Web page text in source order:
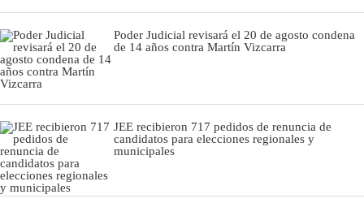
Poder Judicial revisará el 20 de agosto condena
de 14 años contra Martín Vizcarra
JEE recibieron 717 pedidos de renuncia de
candidatos para elecciones regionales y
municipales